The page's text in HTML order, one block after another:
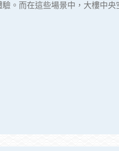
。而在這些場景中，大樓中